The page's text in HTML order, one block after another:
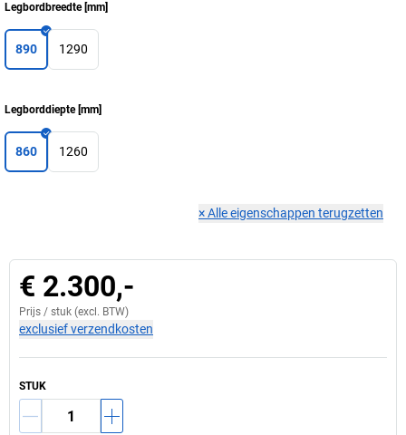
Legbordbreedte[mm]
890 1290
Legborddiepte[mm]
860 1260
×Alle eigenschappen terugzetten
€ 2.300,-
Prijs / stuk (excl. BTW)
exclusief verzendkosten
STUK